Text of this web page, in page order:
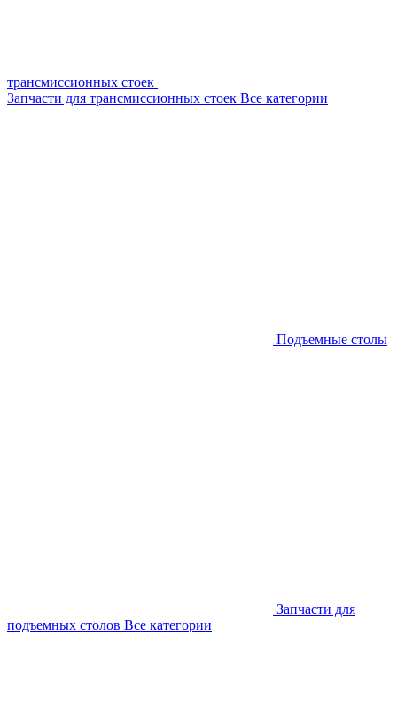
трансмиссионных стоек
Запчасти для трансмиссионных стоек Все категории
Подъемные столы
Запчасти для
подъемных столов Все категории